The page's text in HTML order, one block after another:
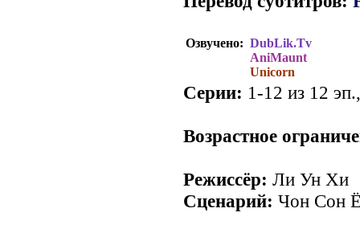
Озвучено: DubLik.Tv
AniMaunt
Unicorn
Серии: 1-12 из 12
Возрастное
Режиссёр: Ли Ун Хи
Сценарий: Чон Сон